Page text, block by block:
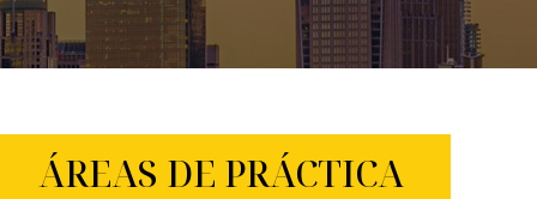
ÁREAS DE PRÁCTICA